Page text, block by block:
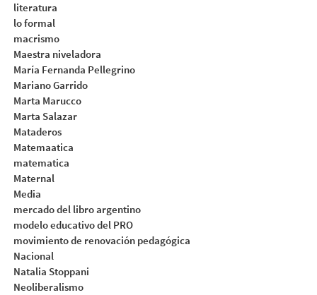
literatura
lo formal
macrismo
Maestra niveladora
María Fernanda Pellegrino
Mariano Garrido
Marta Marucco
Marta Salazar
Mataderos
Matemaatica
matematica
Maternal
Media
mercado del libro argentino
modelo educativo del PRO
movimiento de renovación pedagógica
Nacional
Natalia Stoppani
Neoliberalismo